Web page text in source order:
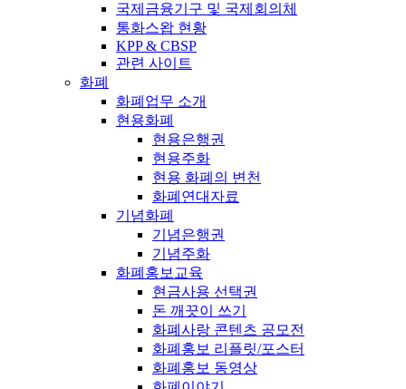
국제금융기구 및 국제회의체
통화스왑 현황
KPP & CBSP
관련 사이트
화폐
화폐업무 소개
현용화폐
현용은행권
현용주화
현용 화폐의 변천
화폐연대자료
기념화폐
기념은행권
기념주화
화폐홍보교육
현금사용 선택권
돈 깨끗이 쓰기
화폐사랑 콘텐츠 공모전
화폐홍보 리플릿/포스터
화폐홍보 동영상